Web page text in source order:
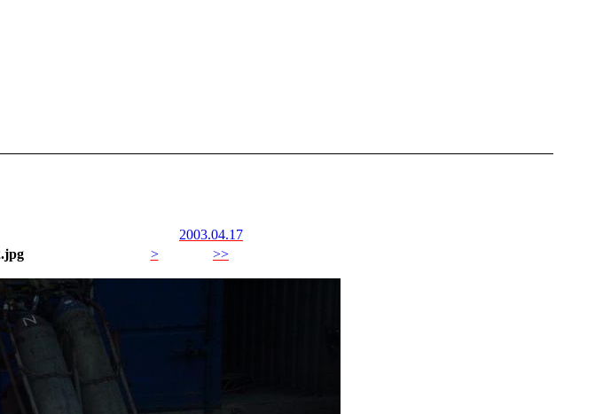
2003.04.17
> >>